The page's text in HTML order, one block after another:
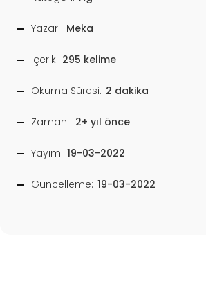
Yazar: Meka
İçerik: 295 kelime
Okuma Süresi: 2 dakika
Zaman: 2+ yıl önce
Yayım: 19-03-2022
Güncelleme: 19-03-2022